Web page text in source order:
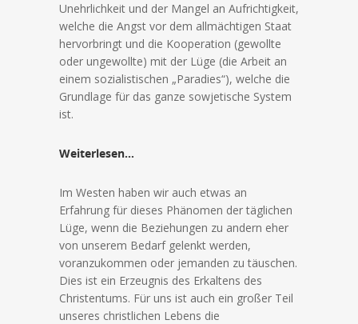
Unehrlichkeit und der Mangel an Aufrichtigkeit,
welche die Angst vor dem allmächtigen Staat
hervorbringt und die Kooperation (gewollte
oder ungewollte) mit der Lüge (die Arbeit an
einem sozialistischen „Paradies“), welche die
Grundlage für das ganze sowjetische System
ist.
Weiterlesen…
Im Westen haben wir auch etwas an
Erfahrung für dieses Phänomen der täglichen
Lüge, wenn die Beziehungen zu andern eher
von unserem Bedarf gelenkt werden,
voranzukommen oder jemanden zu täuschen.
Dies ist ein Erzeugnis des Erkaltens des
Christentums. Für uns ist auch ein großer Teil
unseres christlichen Lebens die